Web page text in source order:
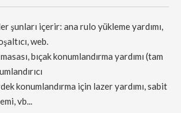
şunları içerir: ana rulo yükleme yardımı,
web.
bıçak konumlandırma yardımı (tam
konumlandırma için lazer yardımı, sabit
vb...